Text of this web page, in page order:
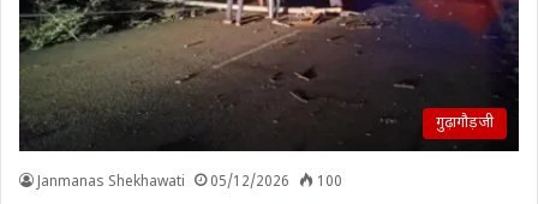
गुढ़ागौड़जी
Janmanas Shekhawati 05/12/2026 100